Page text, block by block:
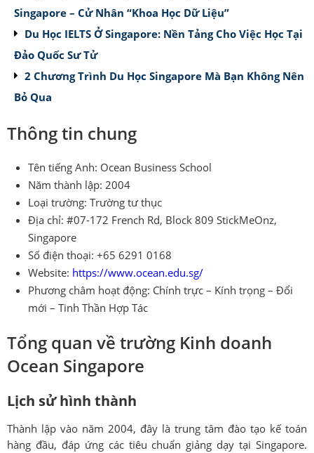
Singapore – Cử Nhân “Khoa Học Dữ Liệu”
Du Học IELTS Ở Singapore: Nền Tảng Cho Việc Học Tại
Đảo Quốc Sư Tử
2 Chương Trình Du Học Singapore Mà Bạn Không Nên
Bỏ Qua
Thông tin chung
Tên tiếng Anh: Ocean Business School
Năm thành lập: 2004
Loại trường: Trường tư thục
Địa chỉ: #07-172 French Rd, Block 809 StickMeOnz,
Singapore
Số điện thoại: +65 6291 0168
Website: https://www.ocean.edu.sg/
Phương châm hoạt động: Chính trực – Kính trọng – Đổi
mới – Tinh Thần Hợp Tác
Tổng quan về trường Kinh doanh
Ocean Singapore
Lịch sử hình thành
Thành lập vào năm 2004, đây là trung tâm đào tạo kế toán
hàng đầu, đáp ứng các tiêu chuẩn giảng dạy tại Singapore.